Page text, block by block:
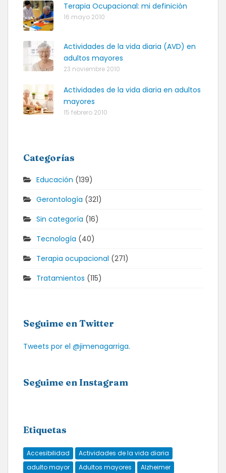
Terapia Ocupacional: mi definición
16 mayo 2010
Actividades de la vida diaria (AVD) en
adultos mayores
23 noviembre 2010
Actividades de la vida diaria en adultos
mayores
15 febrero 2010
Categorías
Educación (139)
Gerontología (321)
Sin categoría (16)
Tecnología (40)
Terapia ocupacional (271)
Tratamientos (115)
Seguime en Twitter
Tweets por el @jimenagarriga.
Seguime en Instagram
Etiquetas
Accesibilidad
Actividades de la vida diaria
adulto mayor
Adultos mayores
Alzheimer